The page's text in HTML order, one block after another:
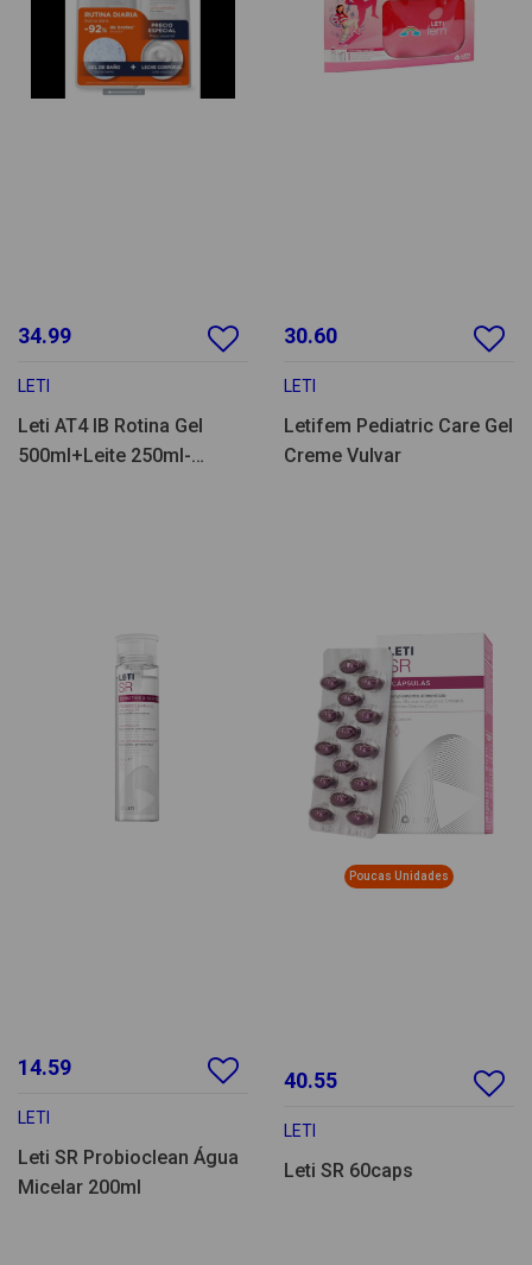
34.99
LETI
Leti AT4 IB Rotina Gel
500ml+Leite 250ml-
30.60
LETI
Letifem Pediatric Care Gel
Creme Vulvar
14.59
LETI
Leti SR Probioclean Água
Micelar 200ml
Poucas Unidades
40.55
LETI
Leti SR 60caps